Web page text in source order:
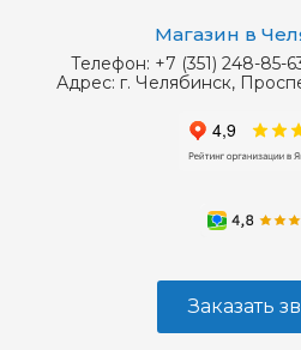
Магазин в
Телефон: +7 (351) 248-85-
Адрес: г. Челябинск,
Заказать